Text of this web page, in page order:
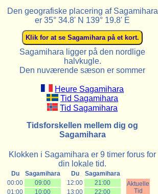
Den geografiske placering af Sagamihara
er 35° 34.8' N 139° 19.8' E
Sagamihara ligger på den nordlige
halvkugle.
Den nuværende sæson er sommer
Heure Sagamihara
Tid Sagamihara
Tid Sagamihara
Tidsforskellen mellem dig og
Sagamihara
Klokken i Sagamihara er 9 timer forus for
din lokale tid.
Du Sagamihara Du
Sagamihara
00:00
09:00 12:00 21:00
Aktuelle
Tid
01:00 10:00 13:00 22:00